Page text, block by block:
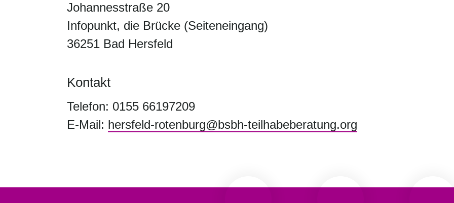
Johannesstraße 20
Infopunkt, die Brücke (Seiteneingang)
36251 Bad Hersfeld
Kontakt
Telefon: 0155 66197209
E-Mail: hersfeld-rotenburg@bsbh-teilhabeberatung.org